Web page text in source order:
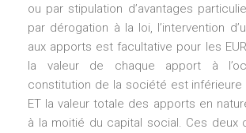
ou par stipulation d’avantages
par dérogation à la loi, l’intervention
aux apports est facultative pour les
la valeur de chaque apport à
constitution de la société est inférieure
ET la valeur totale des apports en
à la moitié du capital social. Ces deux